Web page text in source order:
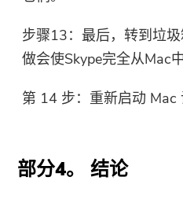
步骤13：最后，转到垃
做会使Skype完全从Mac中
第 14 步：重新启动 Mac
部分4。 结论